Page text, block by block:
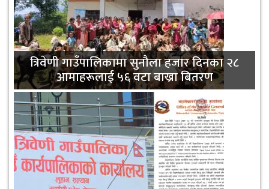
त्रिवेणी गाउँपालिकामा सुनौला हजार दिनका २८
आमाहरूलाई ५६ वटा बाख्रा बितरण